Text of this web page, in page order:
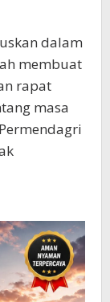
dalam
membuat
rapat
masa